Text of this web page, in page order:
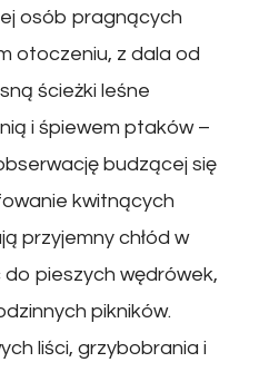
osób pragnących
otoczeniu, z dala od
ścieżki leśne
i śpiewem ptaków –
budzącej się
kwitnących
przyjemny chłód w
pieszych wędrówek,
pikników.
liści, grzybobrania i